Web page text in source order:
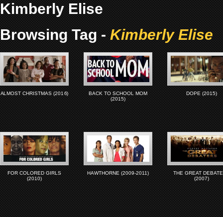
Kimberly Elise
Browsing Tag -Kimberly Elise
ALMOST CHRISTMAS (2016)
BACK TO SCHOOL MOM
(2015)
DOPE (2015)
FOR COLORED GIRLS
(2010)
HAWTHORNE (2009-2011)
THE GREAT
(2007)